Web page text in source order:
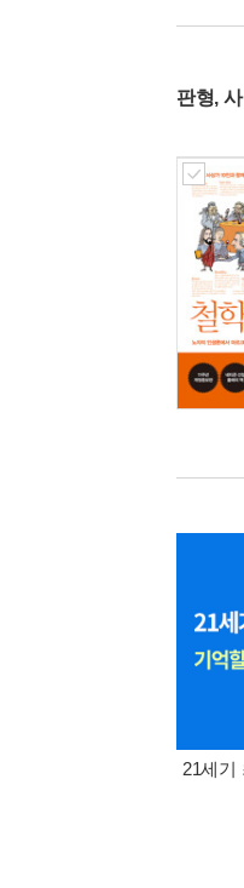
판형,
21세기